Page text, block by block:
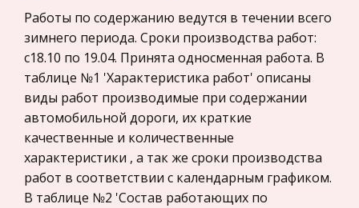
права
Микроэкономика, экономика предприятия,
предпринимательство
Нероссийское законодательство
Международные экономические и валютно-
кредитные отношения
Политология, Политистория
Биржевое дело
Усадьба Архангельское
Усадьбу посещали российские императоры,
знатные дворяне, политические деятели,
известные поэты и публицисты. Архитектурный
ансамбль Архангельского включает в себя
Большой дворец, церковь Михаила Арха
Состояние и перспектива рынка серебра
История серебра тесно связана с алхимией,
поскольку уже в те времена был разработан
Работы по содержанию ведутся в течении всего
зимнего периода. Сроки производства работ:
с18.10 по 19.04. Принята односменная работа. В
таблице №1 'Характеристика работ' описаны
виды работ производимые при содержании
автомобильной дороги, их краткие
качественные и количественные
характеристики , а так же сроки производства
работ в соответствии с календарным графиком.
В таблице №2 'Состав работающих по